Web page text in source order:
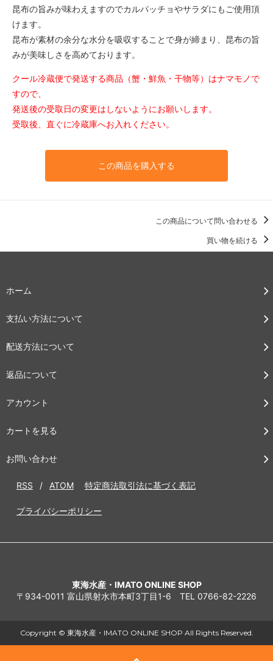
昆布の旨みが味わえますのでカルパッチョやサラダにもご使用頂
けます。
昆布が素材の余分な水分を吸収することで身が締まり、昆布の旨
みが美味しさを高めております。
クール冷蔵便で発送する商品（蟹・鮮魚・干物等）はナマモノで
すので、
発送後の受取日の変更はしないようにお願いします。
受取後、直ぐに冷蔵庫へお入れください。
この商品を購入する
この商品について問い合わせる
買い物を続ける
ホーム
支払い方法について
配送方法について
返品について
アカウント
カートを見る
お問い合わせ
RSS / ATOM 特定商法取引法に基づく表記
プライバシーポリシー
東海水産・IMATO ONLINE SHOP
〒934-0011 富山県射水市本町3丁目1-6 TEL 0766-82-2226
Copyright © 東海水産・IMATO ONLINE SHOP All Rights Reserved.